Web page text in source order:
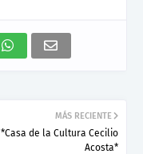
MÁS RECIENTE
*Casa de la Cultura Cecilio
Acosta*